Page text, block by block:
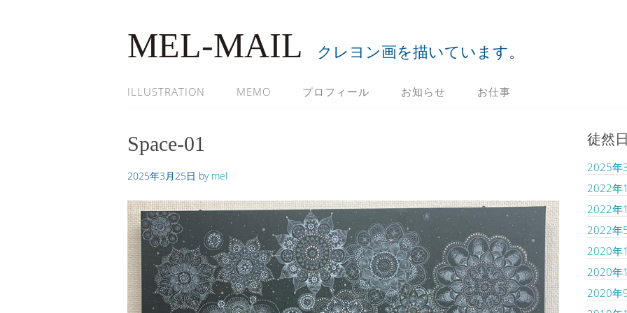
MEL-MAIL クレヨン画を描いています。
ILLUSTRATION MEMO プロフィール お知らせ お仕事
Space-01
2025年3月25日 by mel
徒然
2025年
2022年
2022年
2022年
2020年
2020年
2020年